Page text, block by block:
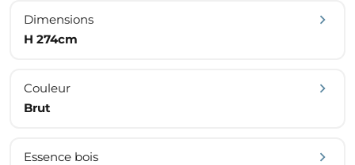
Dimensions
H 274cm
Couleur
Brut
Essence bois